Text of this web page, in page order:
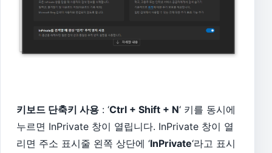
키보드 단축키 사용 : ‘Ctrl + Shift + N‘ 키를 동시에
누르면 InPrivate 창이 열립니다. InPrivate 창이 열
리면 주소 표시줄 왼쪽 상단에 ‘InPrivate‘라고 표시